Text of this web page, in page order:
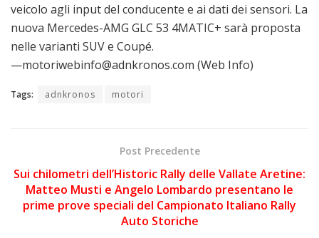
veicolo agli input del conducente e ai dati dei sensori. La
nuova Mercedes-AMG GLC 53 4MATIC+ sarà proposta
nelle varianti SUV e Coupé.
—motoriwebinfo@adnkronos.com (Web Info)
Tags: adnkronos motori
Post Precedente
Sui chilometri dell’Historic Rally delle Vallate Aretine:
Matteo Musti e Angelo Lombardo presentano le
prime prove speciali del Campionato Italiano Rally
Auto Storiche